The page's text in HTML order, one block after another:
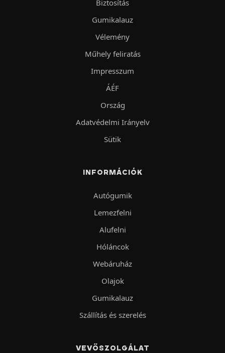
Biztosítás
Gumikalauz
Vélemény
Műhely feliratás
Impresszum
ÁÉF
Ország
Adatvédelmi Irányelv
Sütik
INFORMÁCIÓK
Autógumik
Lemezfelni
Alufelni
Hóláncok
Webáruház
Olajok
Gumikalauz
Szállítás és szerelés
VEVŐSZOLGÁLAT